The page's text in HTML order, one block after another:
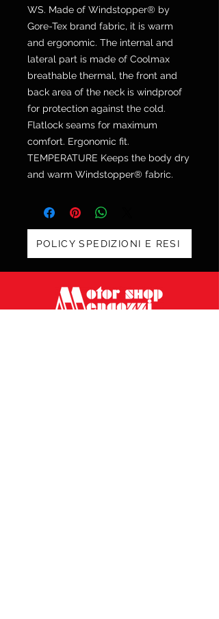
WS. Made of Windstopper® by
Gore-Tex brand fabric, it is warm
and ergonomic. The internal and
lateral part is made of Coolmax
breathable thermal, the front and
back area of ​​the neck is windproof
for protection against the cold.
Flatlock seams for maximum
comfort. Ergonomic fit.
TEMPERATURE Keeps the body dry
and warm Windstopper® fabric.
POLICY SPEDIZIONI E RESI